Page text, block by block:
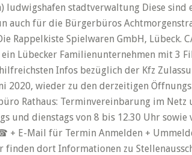
ludwigshafen stadtverwaltung Diese
auch für die Bürgerbüros
Spielwaren GmbH, Lübeck.
Lübecker Familienunternehmen mit 3
Infos bezüglich der Kfz
2020, wieder zu den derzeitigen
Rathaus: Terminvereinbarung im Netz
und dienstags von 8 bis 12.30 Uhr sowie
E-Mail für Termin Anmelden +
finden dort Informationen zu